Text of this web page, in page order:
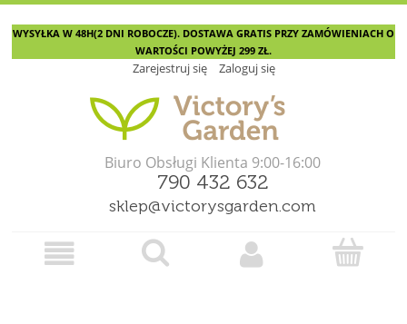
WYSYŁKA W 48H(2 DNI ROBOCZE). DOSTAWA GRATIS PRZY ZAMÓWIENIACH O
WARTOŚCI POWYŻEJ 299 ZŁ.
Zarejestruj się Zaloguj się
Biuro Obsługi Klienta 9:00-16:00
790 432 632
sklep@victorysgarden.com